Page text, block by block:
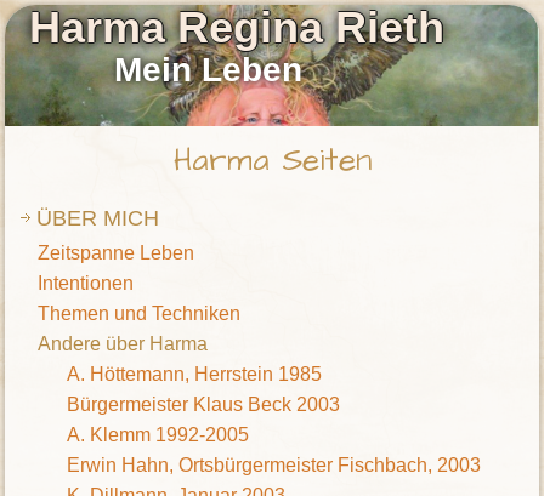
Harma Regina Rieth
Mein Leben
Harma Seiten
ÜBER MICH
Zeitspanne Leben
Intentionen
Themen und Techniken
Andere über Harma
A. Höttemann, Herrstein 1985
Bürgermeister Klaus Beck 2003
A. Klemm 1992-2005
Erwin Hahn, Ortsbürgermeister Fischbach, 2003